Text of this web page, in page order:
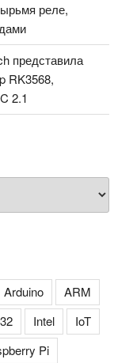
реле,
представила
RK3568,
2.1
Arduino
ARM
Intel
IoT
Pi